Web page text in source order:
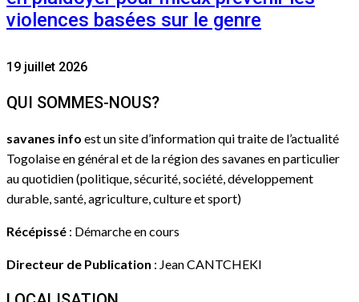
violences basées sur le genre
19 juillet 2026
QUI SOMMES-NOUS?
savanes info est un site d’information qui traite de l’actualité
Togolaise en général et de la région des savanes en particulier
au quotidien (politique, sécurité, société, développement
durable, santé, agriculture, culture et sport)
Récépissé : Démarche en cours
Directeur de Publication : Jean CANTCHEKI